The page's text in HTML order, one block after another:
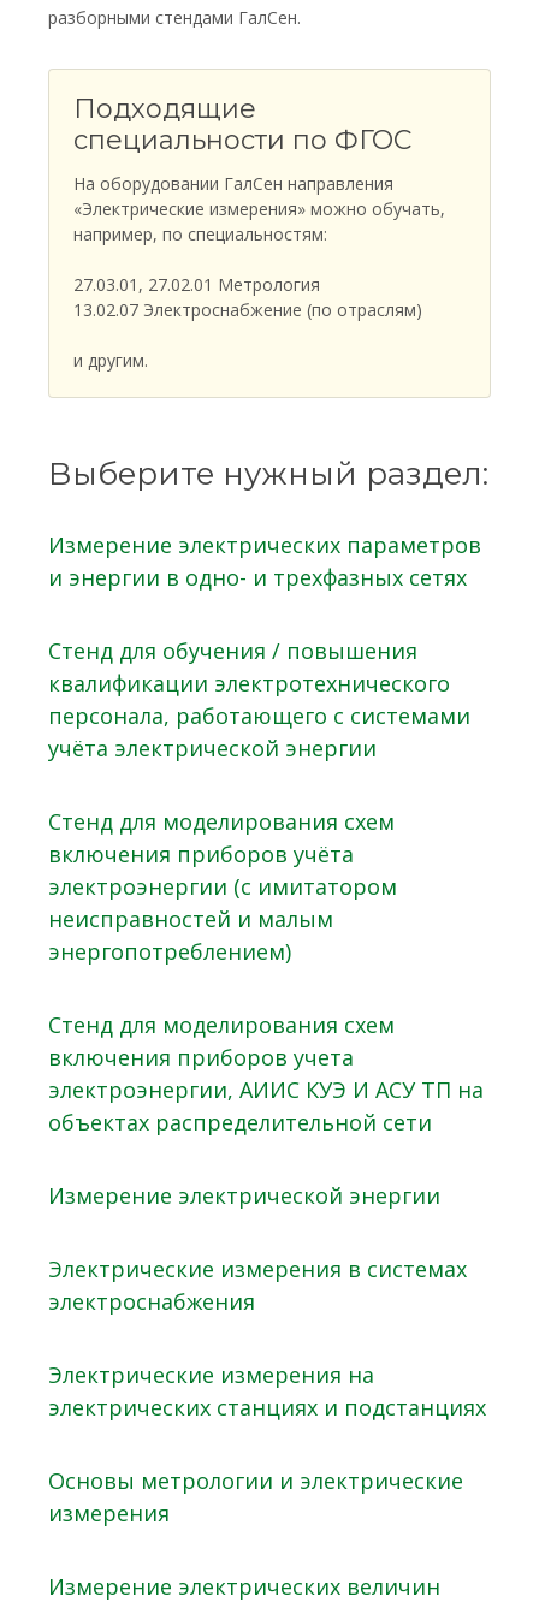
разборными стендами ГалСен.
Подходящие
специальности по ФГОС
На оборудовании ГалСен направления
«Электрические измерения» можно обучать,
например, по специальностям:
27.03.01, 27.02.01 Метрология
13.02.07 Электроснабжение (по отраслям)
и другим.
Выберите нужный раздел:
Измерение электрических параметров
и энергии в одно- и трехфазных сетях
Стенд для обучения / повышения
квалификации электротехнического
персонала, работающего с системами
учёта электрической энергии
Стенд для моделирования схем
включения приборов учёта
электроэнергии (с имитатором
неисправностей и малым
энергопотреблением)
Стенд для моделирования схем
включения приборов учета
электроэнергии, АИИС КУЭ И АСУ ТП на
объектах распределительной сети
Измерение электрической энергии
Электрические измерения в системах
электроснабжения
Электрические измерения на
электрических станциях и подстанциях
Основы метрологии и электрические
измерения
Измерение электрических величин